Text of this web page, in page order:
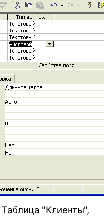
Таблица "Клиенты",